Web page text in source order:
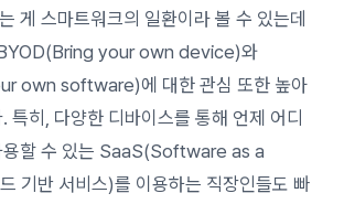
게 스마트워크의 일환이라 볼 수 있는데
your own device)와
own software)에 대한 관심 또한 높아
특히, 다양한 디바이스를 통해 언제 어디
용할 수 있는 SaaS(Software as a
기반 서비스)를 이용하는 직장인들도 빠